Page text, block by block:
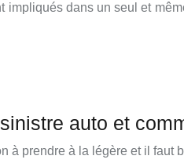
impliqués dans un seul et
auto et
à prendre à la légère et il